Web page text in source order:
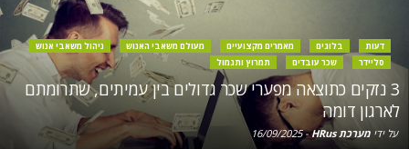
דעות בלוגים מאמרים מקצועיים מעולם משאבי האנוש
ניהול משאבי אנוש
סליידר
שכר עובדים תמרוץ ותגמול
3 נזקים כתוצאה מפערי שכר גדולים בין עמיתים, שתרומתם
לארגון דומה
על ידי מערכת HRus -
16/09/2025